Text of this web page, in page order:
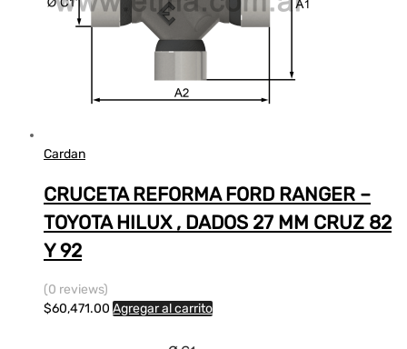
Cardan
CRUCETA REFORMA FORD RANGER –
TOYOTA HILUX , DADOS 27 MM CRUZ 82
Y 92
(0 reviews)
$60,471.00 Agregar al carrito